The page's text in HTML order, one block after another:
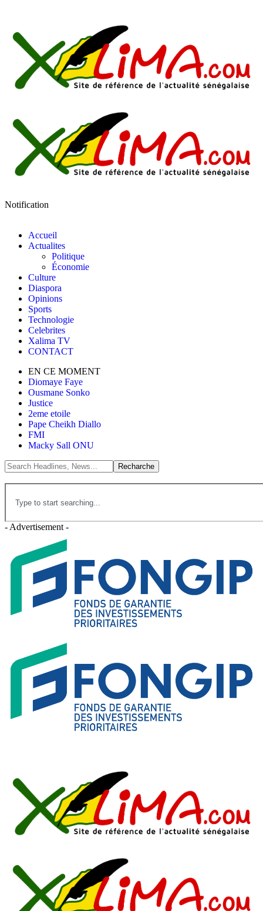
Notification
Accueil
Actualites
Politique
Économie
Culture
Diaspora
Opinions
Sports
Technologie
Celebrites
Xalima TV
CONTACT
EN CE MOMENT
Diomaye Faye
Ousmane Sonko
Justice
2eme etoile
Pape Cheikh Diallo
FMI
Macky Sall ONU
- Advertisement -